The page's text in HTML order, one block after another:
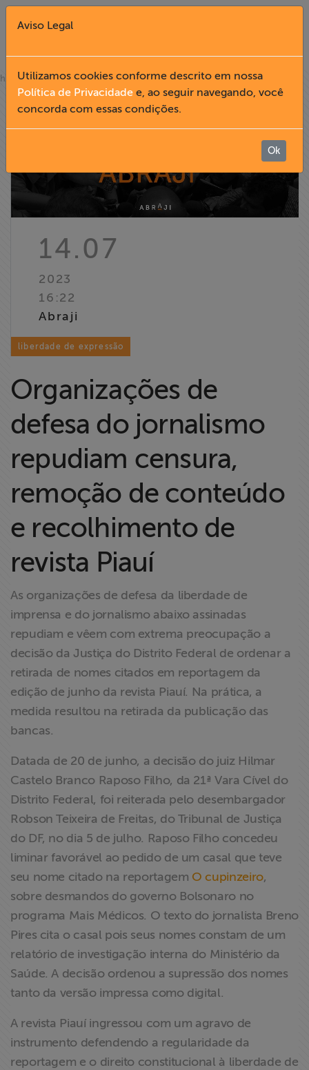
Fechar X
English
Institucional
Informação
Liberdade de
Expressão
Projetos
Proteção Legal
e Litigância
Documentários
dos
Homenageados
Notícias
Doe para
ABRAJI
>> Conteúdo
exclusivo para
newsletter
Fale Conosco
home»notícias
14.07
2023
16:22
Abraji
liberdade de expressão
Organizações de
defesa do jornalismo
repudiam censura,
remoção de conteúdo
e recolhimento de
revista Piauí
As organizações de defesa da liberdade de
imprensa e do jornalismo abaixo assinadas
repudiam e vêem com extrema preocupação a
decisão da Justiça do Distrito Federal de ordenar a
retirada de nomes citados em reportagem da
edição de junho da revista Piauí. Na prática, a
medida resultou na retirada da publicação das
bancas.
Datada de 20 de junho, a decisão do juiz Hilmar
Castelo Branco Raposo Filho, da 21ª Vara Cível do
Distrito Federal, foi reiterada pelo desembargador
Robson Teixeira de Freitas, do Tribunal de Justiça
do DF, no dia 5 de julho. Raposo Filho concedeu
liminar favorável ao pedido de um casal que teve
seu nome citado na reportagem O cupinzeiro,
sobre desmandos do governo Bolsonaro no
programa Mais Médicos. O texto do jornalista Breno
Pires cita o casal pois seus nomes constam de um
relatório de investigação interna do Ministério da
Saúde. A decisão ordenou a supressão dos nomes
tanto da versão impressa como digital.
A revista Piauí ingressou com um agravo de
instrumento defendendo a regularidade da
reportagem e o direito constitucional à liberdade de
Aviso Legal
Utilizamos cookies conforme descrito em nossa
Política de Privacidade e, ao seguir navegando, você
concorda com essas condições.
Ok